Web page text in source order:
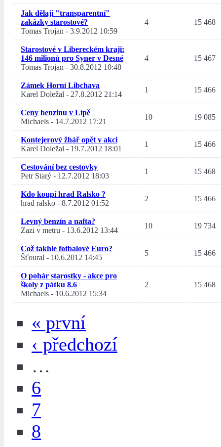
Jak dělají "transparentní"
zakázky starostové?
Tomas Trojan - 3.9.2012 10:59
4 15 468
Starostové v Libereckém kraji:
146 milionů pro Syner v Desné
Tomas Trojan - 30.8.2012 10:48
4 15 467
Zámek Horní Libchava
Karel Doležal - 27.8.2012 21:14
1 15 466
Ceny benzinu v Lípě
Michaels - 14.7.2012 17:21
10 19 085
Kontejerový žhář opět v akci
Karel Doležal - 19.7.2012 18:01
1 15 466
Cestování bez cestovky
Petr Starý - 12.7.2012 18:03
1 15 468
Kdo koupí hrad Ralsko ?
hrad ralsko - 8.7.2012 01:52
2 15 466
Levný benzín a nafta?
Zazi v metru - 13.6.2012 13:44
10 19 734
Což takhle fotbalové Euro?
Šťoural - 10.6.2012 14:45
5 15 466
O pohár starostky - akce pro
školy z pátku 8.6
Michaels - 10.6.2012 15:34
2 15 468
« první
‹ předchozí
…
6
7
8